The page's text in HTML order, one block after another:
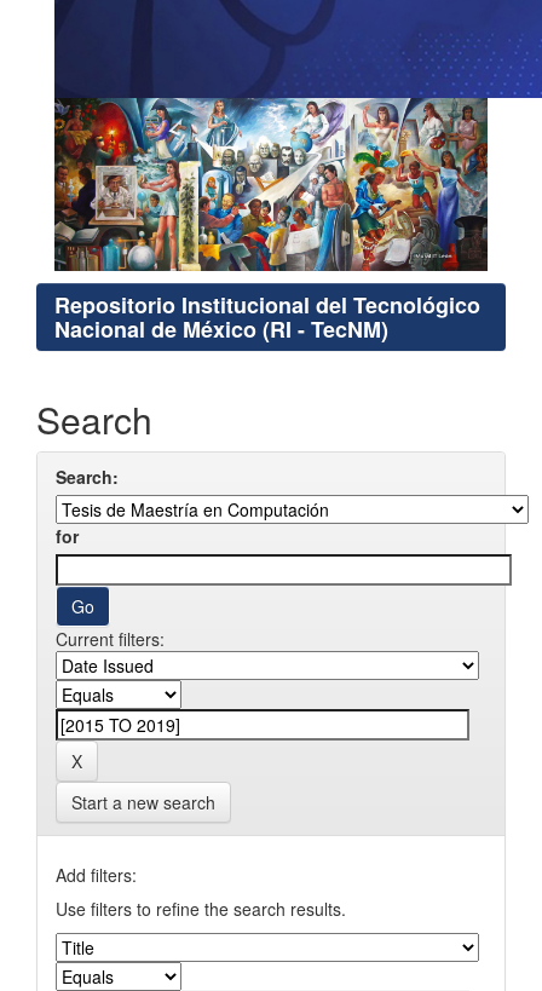
Repositorio Institucional del Tecnológico
Nacional de México (RI - TecNM)
Search
Search:
for
Current filters:
Start a new search
Add filters:
Use filters to refine the search results.